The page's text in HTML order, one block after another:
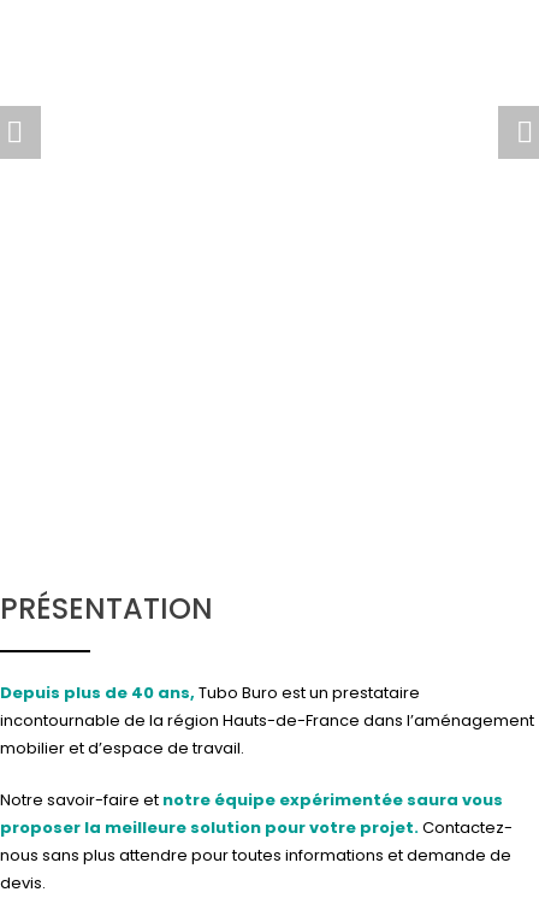
PRÉSENTATION
Depuis plus de 40 ans, Tubo Buro est un prestataire
incontournable de la région Hauts-de-France dans l’aménagement
mobilier et d’espace de travail.
Notre savoir-faire et notre équipe expérimentée saura vous
proposer la meilleure solution pour votre projet.Contactez-
nous sans plus attendre pour toutes informations et demande de
devis.